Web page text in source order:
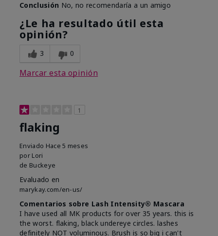
Conclusión No, no recomendaría a un amigo
¿Le ha resultado útil esta
opinión?
3 0
Marcar esta opinión
1
flaking
Enviado Hace 5 meses
por Lori
de Buckeye
Evaluado en
marykay.com/en-us/
Comentarios sobre Lash Intensity® Mascara
I have used all MK products for over 35 years. this is
the worst. flaking, black undereye circles. lashes
definitely NOT voluminous. Brush is so big i can't